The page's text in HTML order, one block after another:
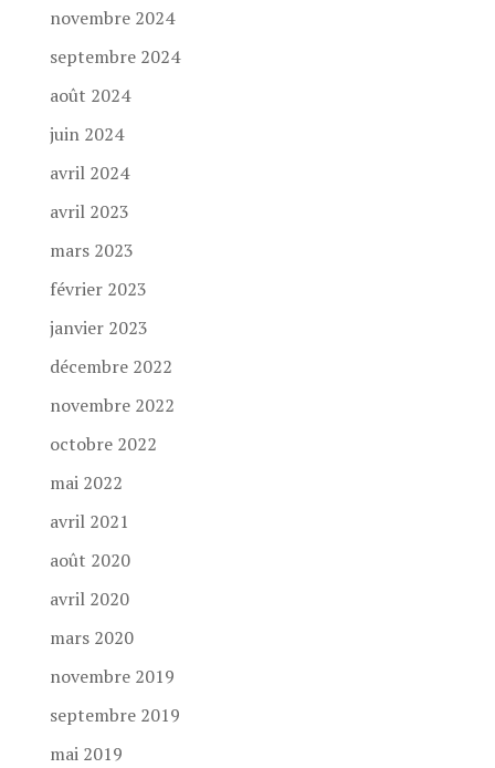
novembre 2024
septembre 2024
août 2024
juin 2024
avril 2024
avril 2023
mars 2023
février 2023
janvier 2023
décembre 2022
novembre 2022
octobre 2022
mai 2022
avril 2021
août 2020
avril 2020
mars 2020
novembre 2019
septembre 2019
mai 2019